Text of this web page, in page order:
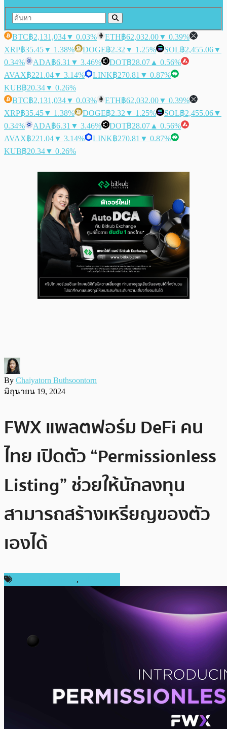
BTC฿2,131,034▼ 0.03% ETH฿62,032.00▼ 0.39%
XRP฿35.45▼ 1.38% DOGE฿2.32 ▼ 1.25% SOL฿2,455.06▼
0.34%
ADA฿6.31 ▼ 3.46% DOT฿28.07 ▲ 0.56%
AVAX฿221.04▼ 3.14% LINK฿270.81 ▼ 0.87%
KUB฿20.34▼ 0.26%
BTC฿2,131,034▼ 0.03% ETH฿62,032.00▼ 0.39%
XRP฿35.45▼ 1.38% DOGE฿2.32 ▼ 1.25% SOL฿2,455.06▼
0.34%
ADA฿6.31 ▼ 3.46% DOT฿28.07 ▲ 0.56%
AVAX฿221.04▼ 3.14% LINK฿270.81 ▼ 0.87%
KUB฿20.34▼ 0.26%
By Chaiyatorn Buthsoontorn
มิถุนายน 19, 2024
FWX แพลตฟอร์ม DeFi คน
ไทย เปิดตัว “Permissionless
Listing” ช่วยให้นักลงทุน
สามารถสร้างเหรียญของตัว
เองได้
,